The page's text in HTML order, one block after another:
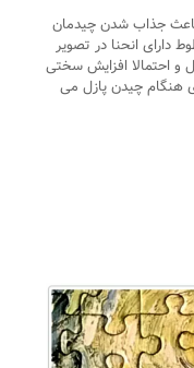
جذاب شدن چیدمان
دارای انحنا در تصویر
و احتمالا افزایش سختی
هنگام چیدن پازل می